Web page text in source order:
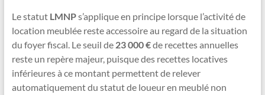
Le statut LMNPs’applique en principe lorsque l’activité de
location meublée reste accessoire au regard de la situation
du foyer fiscal. Le seuil de 23 000 €de recettes annuelles
reste un repère majeur, puisque des recettes locatives
inférieures à ce montant permettent de relever
automatiquement du statut de loueur en meublé non